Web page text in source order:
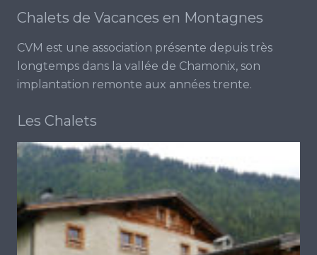
Chalets de Vacances en Montagnes
CVM est une association présente depuis très
longtemps dans la vallée de Chamonix, son
implantation remonte aux années trente.
Les Chalets